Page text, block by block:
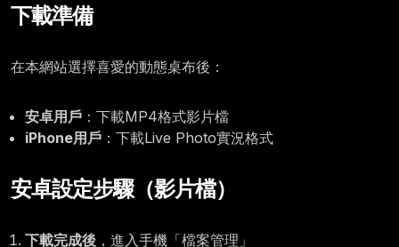
下載準備
在本網站選擇喜愛的動態桌布後：
安卓用戶 ：下載MP4格式影片檔
iPhone用戶 ：下載Live Photo實況格式
安卓設定步驟（影片檔）
下載完成後 ，進入手機「檔案管理」